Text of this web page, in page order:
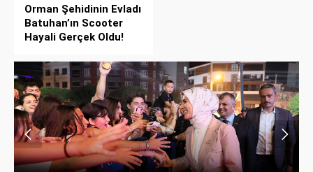
Orman Şehidinin Evladı
Batuhan’ın Scooter
Hayali Gerçek Oldu!